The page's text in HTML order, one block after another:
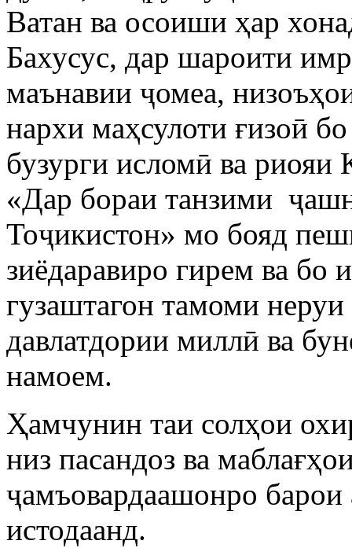
Ватан ва осоиши ҳар
Бахусус, дар шароити
маънавии ҷомеа,
нархи маҳсулоти ғизоӣ
бузурги исломӣ ва
«Дар бораи танзими
Тоҷикистон» мо бояд
зиёдаравиро гирем ва бо
гузаштагон тамоми
давлатдории миллӣ ва
намоем.
Ҳамчунин таи солҳои
низ пасандоз ва
ҷамъовардаашонро барои
истодаанд.